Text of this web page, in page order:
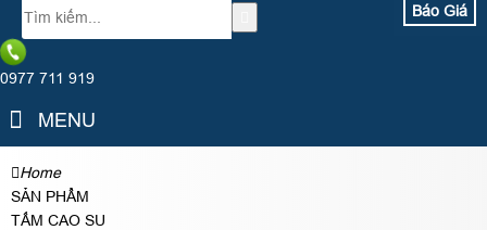
Báo Giá
0977 711 919
MENU
Home
SẢN PHẨM
TẤM CAO SU